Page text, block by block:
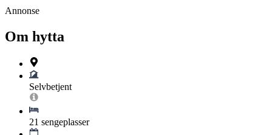
Annonse
Om hytta
Selvbetjent
21 sengeplasser